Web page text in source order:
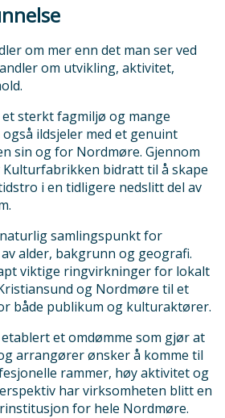
om mer enn det man ser ved
om utvikling, aktivitet,
sterkt fagmiljø og mange
ildsjeler med et genuint
sin og for Nordmøre. Gjennom
bidratt til å skape
i en tidligere nedslitt del av
samlingspunkt for
alder, bakgrunn og geografi.
viktige ringvirkninger for lokalt
og Nordmøre til et
både publikum og kulturaktører.
et omdømme som gjør at
arrangører ønsker å komme til
rammer, høy aktivitet og
har virksomheten blitt en
for hele Nordmøre.